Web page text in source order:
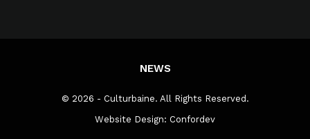
NEWS
© 2026 - Culturbaine. All Rights Reserved.
Website Design: Confordev